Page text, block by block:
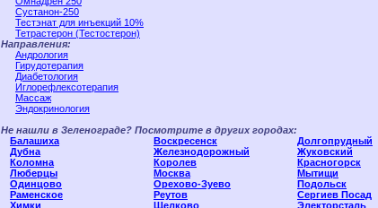
Сустанон-250
Тестэнат для инъекций 10%
Тетрастерон (Тестостерон)
Направления:
Андрология
Гирудотерапия
Диабетология
Иглорефлексотерапия
Массаж
Эндокринология
Не нашли в Зеленограде? Посмотрите в других городах:
Балашиха
Воскресенск Долгопрудный
Дубна
Железнодорожный Жуковский
Коломна
Королев Красногорск
Люберцы
Москва Мытищи
Одинцово
Орехово-Зуево Подольск
Раменское
Реутов Сергиев Посад
Химки
Щелково
Электорсталь